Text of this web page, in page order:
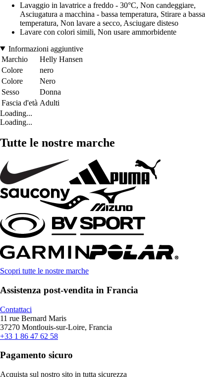
Lavaggio in lavatrice a freddo - 30°C, Non candeggiare,
Asciugatura a macchina - bassa temperatura, Stirare a bassa
temperatura, Non lavare a secco, Asciugare disteso
Lavare con colori simili, Non usare ammorbidente
Informazioni aggiuntive
Marchio
Helly Hansen
Colore
nero
Colore
Nero
Sesso
Donna
Fascia d'età Adulti
Loading...
Loading...
Tutte le nostre marche
Scopri tutte le nostre marche
Assistenza post-vendita in Francia
Contattaci
11 rue Bernard Maris
37270 Montlouis-sur-Loire, Francia
+33 1 86 47 62 58
Pagamento sicuro
Acquista sul nostro sito in tutta sicurezza